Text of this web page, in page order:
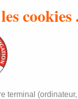
cookies